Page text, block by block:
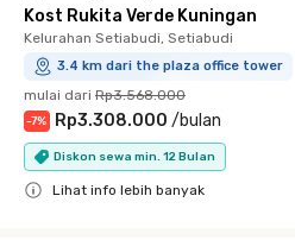
Kost Rukita Verde Kuningan
Kelurahan Setiabudi, Setiabudi
3.4 km dari the plaza office tower
mulai dari Rp3.568.000
-7% Rp3.308.000 /bulan
Diskon sewa min. 12 Bulan
Lihat info lebih banyak